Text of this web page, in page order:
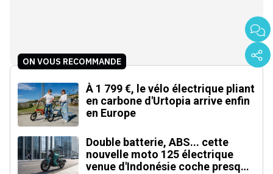
ON VOUS RECOMMANDE
À 1 799 €, le vélo électrique pliant
en carbone d'Urtopia arrive enfin
en Europe
Double batterie, ABS... cette
nouvelle moto 125 électrique
venue d'Indonésie coche presque